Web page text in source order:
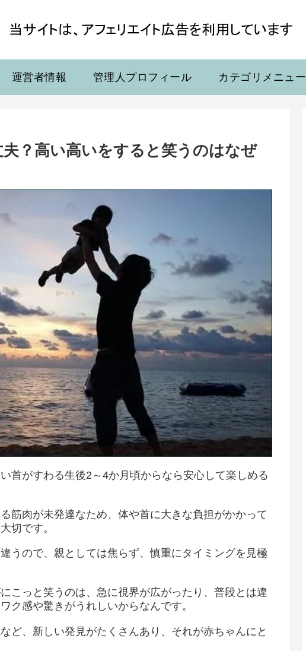
運営者情報 管理人プロフィール カテゴリメニュー
？高い高いをすると笑うのはなぜ
首がすわる生後2～4か月頃からなら安心して楽しめる
筋肉が未発達なため、体や首に大きな負担がかかって
切です。
うので、親としては焦らず、慎重にタイミングを見極
こっと笑うのは、急に視界が広がったり、普段とは違
ク感や驚きがうれしいからなんです。
ど、新しい発見がたくさんあり、それが赤ちゃんにと